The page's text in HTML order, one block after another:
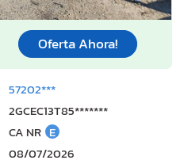
Oferta Ahora!
57202***
2GCEC13T85*******
CA NR E
08/07/2026